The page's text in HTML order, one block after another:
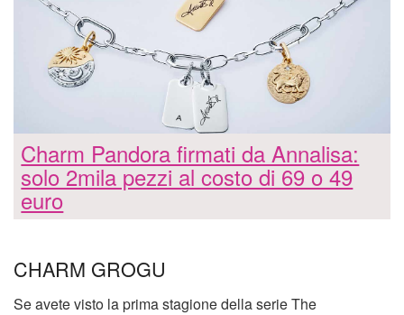
Charm Pandora firmati da Annalisa:
solo 2mila pezzi al costo di 69 o 49
euro
CHARM GROGU
Se avete visto la prima stagione della serie The